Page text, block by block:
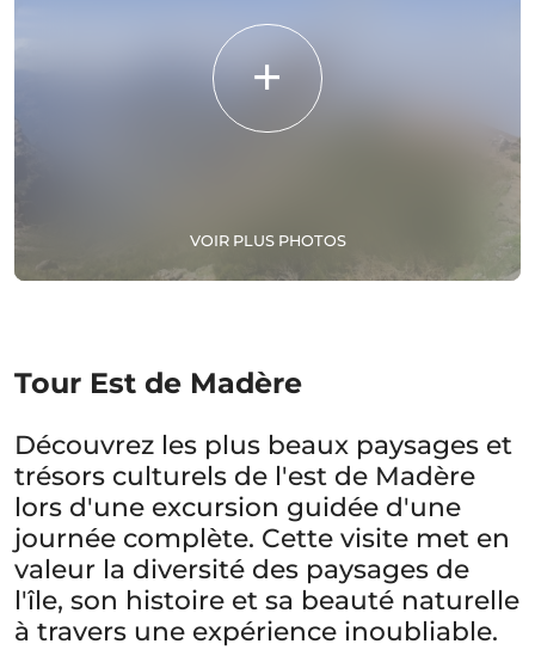
VOIR PLUS PHOTOS
Tour Est de Madère
Découvrez les plus beaux paysages et
trésors culturels de l'est de Madère
lors d'une excursion guidée d'une
journée complète. Cette visite met en
valeur la diversité des paysages de
l'île, son histoire et sa beauté naturelle
à travers une expérience inoubliable.